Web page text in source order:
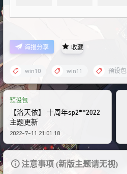
海报分享 收藏
win10 win11 预设包
预设包
【洛天依】 十周年sp2**2022
主题更新
2022-7-11 21:01:18
注意事项 (新版主题请无视)